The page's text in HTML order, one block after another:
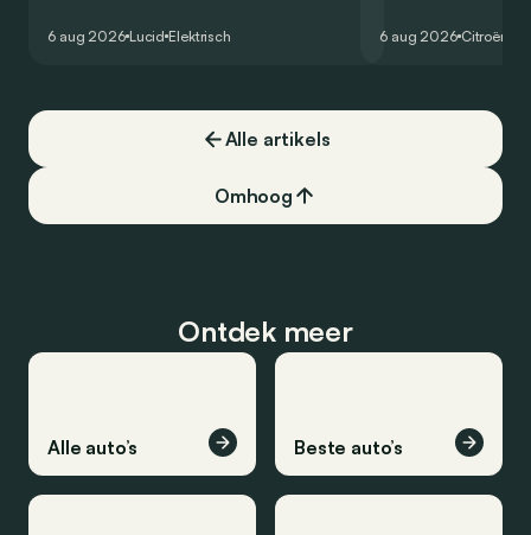
constructeur vervoegen.
6 aug 2026 Lucid Elektrisch
dat ook gelukt?
6 aug 2026 Citroën
Alle artikels
Omhoog
Ontdek meer
Alle auto’s Beste auto’s